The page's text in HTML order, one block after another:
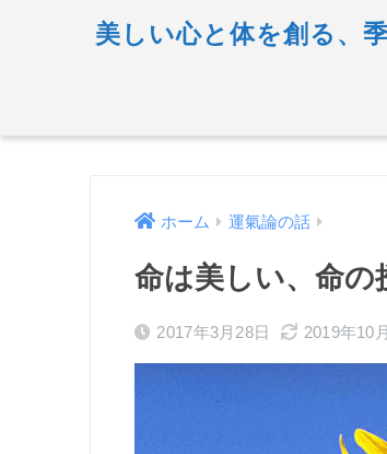
美しい心と体を創る、
ホーム 運氣論の話
命は美しい、命の
2017年3月28日 2019年10